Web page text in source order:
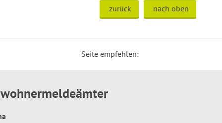
zurück nach oben
Seite empfehlen: